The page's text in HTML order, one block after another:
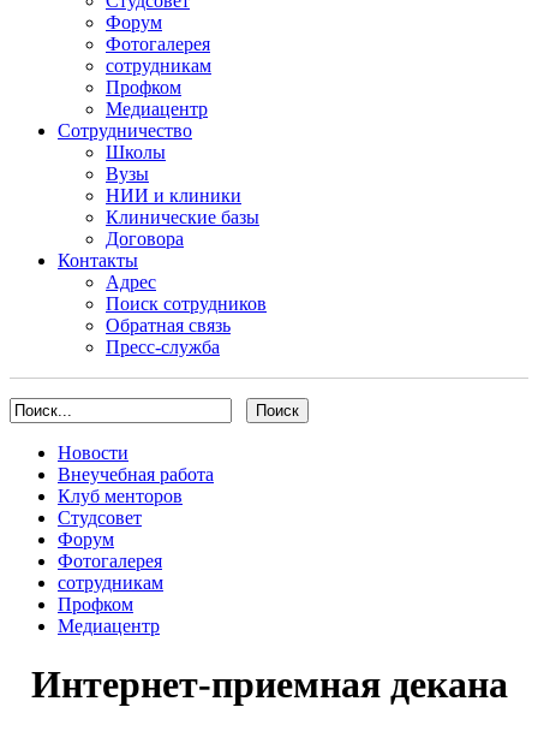
Форум
Фотогалерея
сотрудникам
Профком
Медиацентр
Сотрудничество
Школы
Вузы
НИИ и клиники
Клинические базы
Договора
Контакты
Адрес
Поиск сотрудников
Обратная связь
Пресс-служба
Новости
Внеучебная работа
Клуб менторов
Студсовет
Форум
Фотогалерея
сотрудникам
Профком
Медиацентр
Интернет-приемная декана